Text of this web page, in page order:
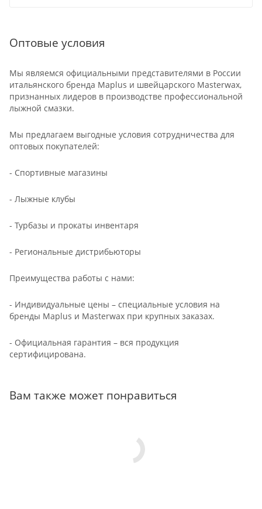
Оптовые условия
Мы являемся официальными представителями в России
итальянского бренда Maplus и швейцарского Masterwax,
признанных лидеров в производстве профессиональной
лыжной смазки.
Мы предлагаем выгодные условия сотрудничества для
оптовых покупателей:
- Спортивные магазины
- Лыжные клубы
- Турбазы и прокаты инвентаря
- Региональные дистрибьюторы
Преимущества работы с нами:
- Индивидуальные цены – специальные условия на
бренды Maplus и Masterwax при крупных заказах.
- Официальная гарантия – вся продукция
сертифицирована.
Вам также может понравиться